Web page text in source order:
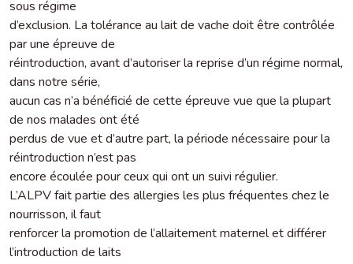
sous régime
d’exclusion. La tolérance au lait de vache doit être contrôlée
par une épreuve de
réintroduction, avant d’autoriser la reprise d’un régime normal,
dans notre série,
aucun cas n’a bénéficié de cette épreuve vue que la plupart
de nos malades ont été
perdus de vue et d’autre part, la période nécessaire pour la
réintroduction n’est pas
encore écoulée pour ceux qui ont un suivi régulier.
L’ALPV fait partie des allergies les plus fréquentes chez le
nourrisson, il faut
renforcer la promotion de l’allaitement maternel et différer
l’introduction de laits